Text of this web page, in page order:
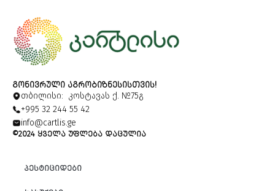
ᲒᲝᲜᲘᲕᲠᲣᲚᲘ ᲐᲒᲠᲝᲑᲘᲖᲜᲔᲡᲘᲡᲗᲕᲘᲡ!
თბილისი: კოსტავას ქ. №75გ
+995 32 244 55 42
info@cartlis.ge
©2024 ᲧᲕᲔᲚᲐ ᲣᲤᲚᲔᲑᲐ ᲓᲐᲪᲣᲚᲘᲐ
ᲞᲔᲡᲢᲘᲪᲘᲓᲔᲑᲘ